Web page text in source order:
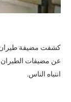
كشفت مضيفة طيران
عن مضيفات الطيران
انتباه الناس.